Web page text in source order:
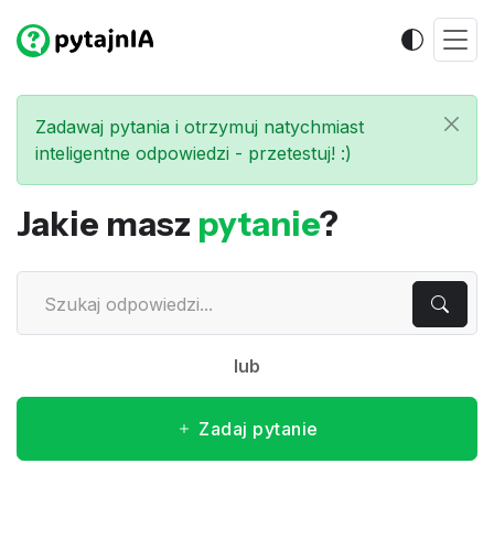
Zadawaj pytania i otrzymuj natychmiast
inteligentne odpowiedzi - przetestuj! :)
Jakie masz pytanie?
lub
Zadaj pytanie